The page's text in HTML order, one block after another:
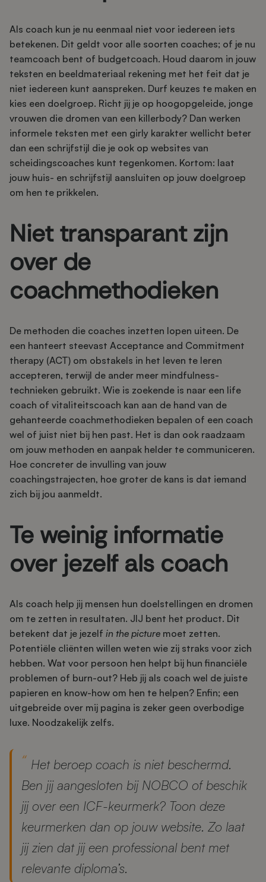
Als coach kun je nu eenmaal niet voor iedereen iets
betekenen. Dit geldt voor alle soorten coaches; of je nu
teamcoach bent of budgetcoach. Houd daarom in jouw
teksten en beeldmateriaal rekening met het feit dat je
niet iedereen kunt aanspreken. Durf keuzes te maken en
kies een doelgroep. Richt jij je op hoogopgeleide, jonge
vrouwen die dromen van een killerbody? Dan werken
informele teksten met een girly karakter wellicht beter
dan een schrijfstijl die je ook op websites van
scheidingscoaches kunt tegenkomen. Kortom: laat
jouw huis- en schrijfstijl aansluiten op jouw doelgroep
om hen te prikkelen.
Niet transparant zijn
over de
coachmethodieken
De methoden die coaches inzetten lopen uiteen. De
een hanteert steevast Acceptance and Commitment
therapy (ACT) om obstakels in het leven te leren
accepteren, terwijl de ander meer mindfulness-
technieken gebruikt. Wie is zoekende is naar een life
coach of vitaliteitscoach kan aan de hand van de
gehanteerde coachmethodieken bepalen of een coach
wel of juist niet bij hen past. Het is dan ook raadzaam
om jouw methoden en aanpak helder te communiceren.
Hoe concreter de invulling van jouw
coachingstrajecten, hoe groter de kans is dat iemand
zich bij jou aanmeldt.
Te weinig informatie
over jezelf als coach
Als coach help jij mensen hun doelstellingen en dromen
om te zetten in resultaten. JIJ bent het product. Dit
betekent dat je jezelf in the picture moet zetten.
Potentiële cliënten willen weten wie zij straks voor zich
hebben. Wat voor persoon hen helpt bij hun financiële
problemen of burn-out? Heb jij als coach wel de juiste
papieren en know-how om hen te helpen? Enfin; een
uitgebreide over mij pagina is zeker geen overbodige
luxe. Noodzakelijk zelfs.
Het beroep coach is niet beschermd.
Ben jij aangesloten bij NOBCO of beschik
jij over een ICF-keurmerk? Toon deze
keurmerken dan op jouw website. Zo laat
jij zien dat jij een professional bent met
relevante diploma’s.